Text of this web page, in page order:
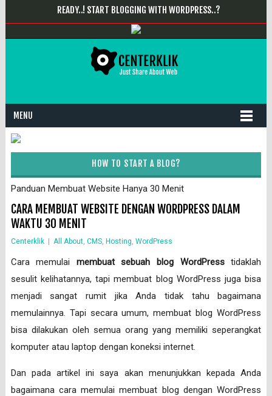
READY..! START BLOGGING WITH WORDPRESS..?
MENU
HOW TO START A BLOG?
Panduan Membuat Website Hanya 30 Menit
CARA MEMBUAT WEBSITE DENGAN WORDPRESS DALAM
WAKTU 30 MENIT
Centerklik All About, CMS, Hosting, WordPress
Cara memulai membuat sebuah blog WordPresstidaklah
sesulit kelihatannya, tapi membuat blog WordPress juga bisa
menjadi sangat rumit jika Anda tidak tahu bagaimana
memulainnya. Tapi secara umum, membuat blog WordPress
bisa dilakukan oleh semua orang yang memiliki seperangkat
komputer atau laptop dengan koneksi internet.
Dan pada artikel ini saya akan menunjukkan kepada Anda
bagaimana cara memulai membuat blog dengan WordPress